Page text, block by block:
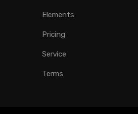
Elements
Pricing
Service
Terms